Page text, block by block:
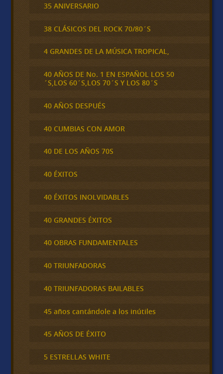
35 ANIVERSARIO
38 CLÁSICOS DEL ROCK 70/80´S
4 GRANDES DE LA MÚSICA TROPICAL,
40 AÑOS DE No. 1 EN ESPAÑOL LOS 50
´S,LOS 60´S,LOS 70´S Y LOS 80´S
40 AÑOS DESPUÉS
40 CUMBIAS CON AMOR
40 DE LOS AÑOS 70S
40 ÉXITOS
40 ÉXITOS INOLVIDABLES
40 GRANDES ÉXITOS
40 OBRAS FUNDAMENTALES
40 TRIUNFADORAS
40 TRIUNFADORAS BAILABLES
45 años cantándole a los inútiles
45 AÑOS DE ÉXITO
5 ESTRELLAS WHITE